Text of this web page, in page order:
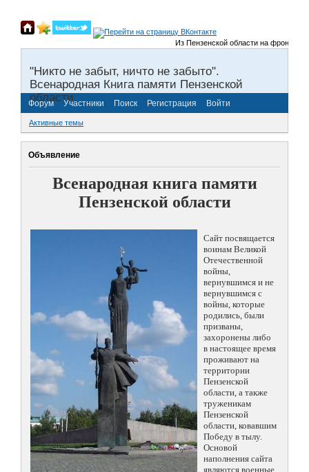
Из Пензенской области на фронты
"Никто не забыт, ничто не забыто".
Всенародная Книга памяти Пензенской
области.
Форум Участники Поиск Регистрация Войти
Активные темы
Объявление
Всенародная книга памяти
Пензенской области
Сайт посвящается
воинам Великой
Отечественной
войны,
вернувшимся и не
вернувшимся с
войны, которые
родились, были
призваны,
захоронены либо
в настоящее время
проживают на
территории
Пензенской
области, а также
труженикам
Пензенской
области, ковавшим
Победу в тылу.
Основой
наполнения сайта
являются военные